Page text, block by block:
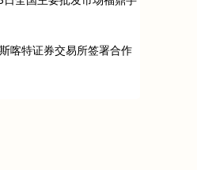
喀特证券交易所签署合作